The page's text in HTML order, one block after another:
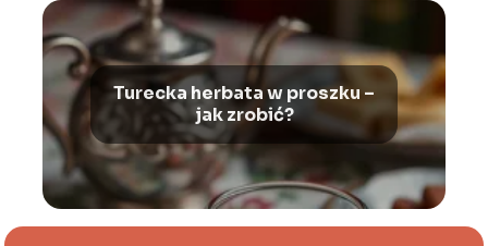
Turecka herbata w proszku –
jak zrobić?